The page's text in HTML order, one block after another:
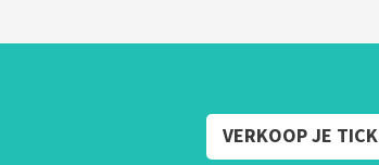
VERKOOP JE